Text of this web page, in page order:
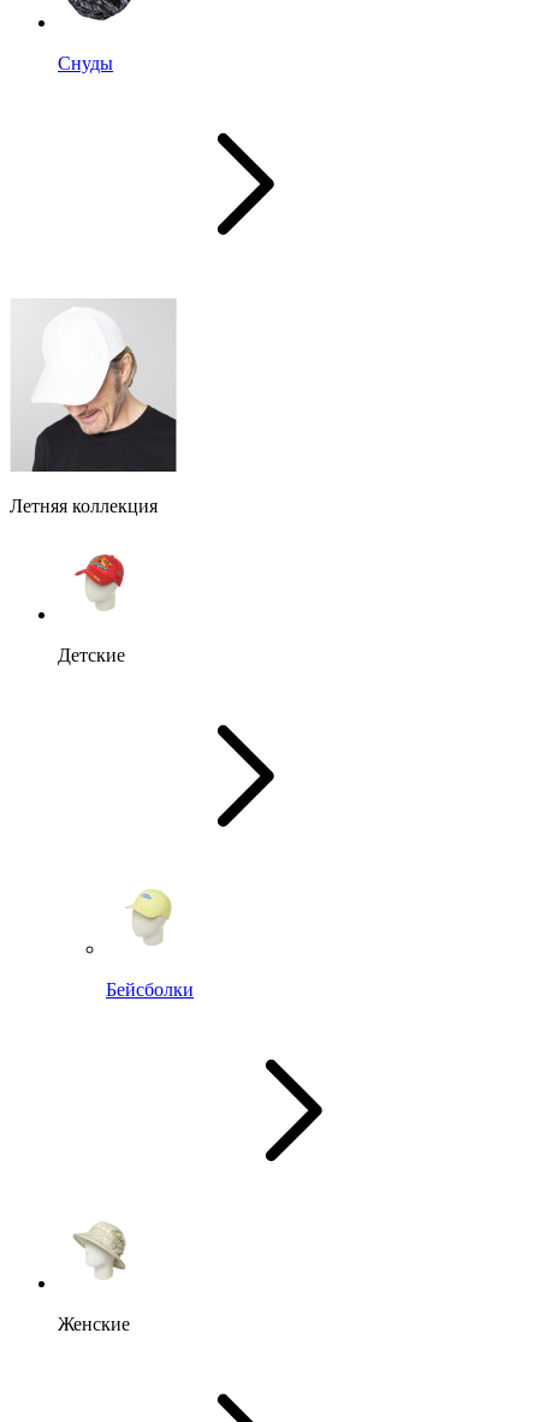
Снуды
Летняя коллекция
Детские
Бейсболки
Женские